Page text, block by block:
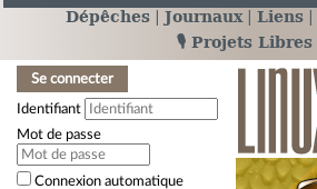
Dépêches Journaux Liens
🎙️ Projets Libres
Se connecter
Identifiant
Mot de passe
Connexion automatique